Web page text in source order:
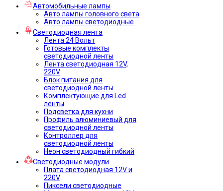
Автомобильные лампы
Авто лампы головного света
Авто лампы светодиодные
Светодиодная лента
Лента 24 Вольт
Готовые комплекты
светодиодной ленты
Лента светодиодная 12V,
220V
Блок питания для
светодиодной ленты
Комплектующие для Led
ленты
Подсветка для кухни
Профиль алюминиевый для
светодиодной ленты
Контроллер для
светодиодной ленты
Неон светодиодный гибкий
Светодиодные модули
Плата светодиодная 12V и
220V
Пиксели светодиодные